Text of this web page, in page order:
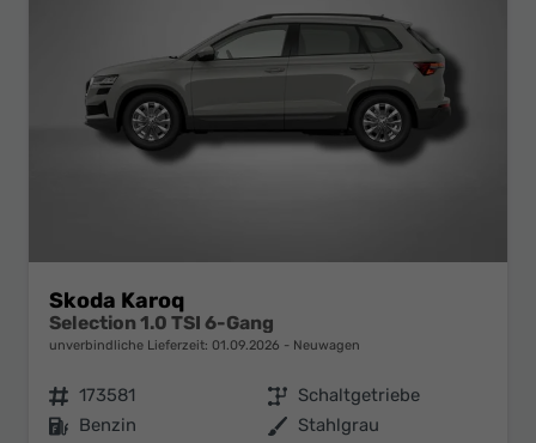
Skoda Karoq
Selection 1.0 TSI 6-Gang
unverbindliche Lieferzeit: 01.09.2026 Neuwagen
Fahrzeugnr. 173581 Getriebe Schaltgetriebe
Kraftstoff Benzin Außenfarbe Stahlgrau